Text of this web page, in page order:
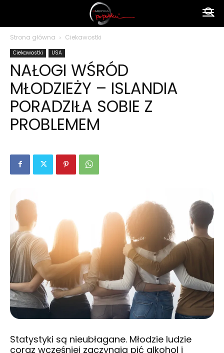
polsku
Strona główna Ciekawostki
Ciekawostki USA
NAŁOGI WŚRÓD
MŁODZIEŻY – ISLANDIA
PORADZIŁA SOBIE Z
PROBLEMEM
Statystyki są nieubłagane. Młodzie ludzie
coraz wcześniej zaczynają pić alkohol i